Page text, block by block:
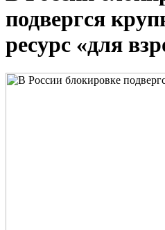
подвергся
ресурс «для